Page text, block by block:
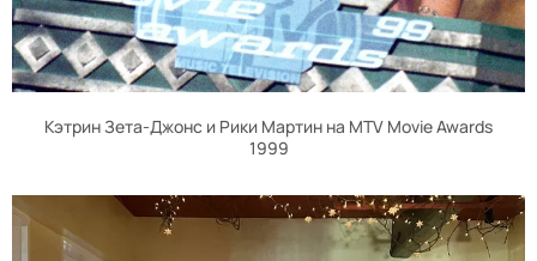
Кэтрин Зета-Джонс и Рики Мартин на MTV Movie Awards
1999